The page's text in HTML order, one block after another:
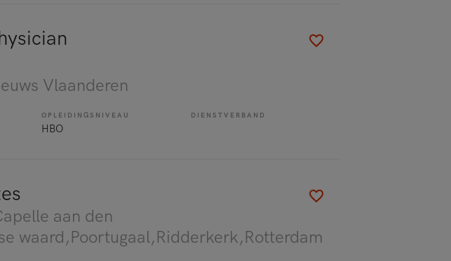
Vlaanderen
OPLEIDINGSNIVEAU
HBO
DIENSTVERBAND
aan den
waard,Poortugaal,Ridderkerk,Rotterdam